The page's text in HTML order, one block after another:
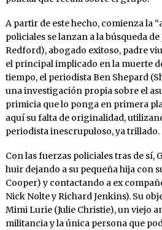
A partir de este hecho, comienza la
policiales se lanzan a la búsqueda
Redford), abogado exitoso, padre
el principal implicado en la muerte
tiempo, el periodista Ben Shepard
una investigación propia sobre el
primicia que lo ponga en primera
aquí su falta de originalidad,
periodista inescrupuloso, ya trillado.
Con las fuerzas policiales tras de sí,
huir dejando a su pequeña hija con
Cooper) y contactando a ex
Nick Nolte y Richard Jenkins). Su
Mimi Lurie (Julie Christie), un viejo
militancia y la única persona que